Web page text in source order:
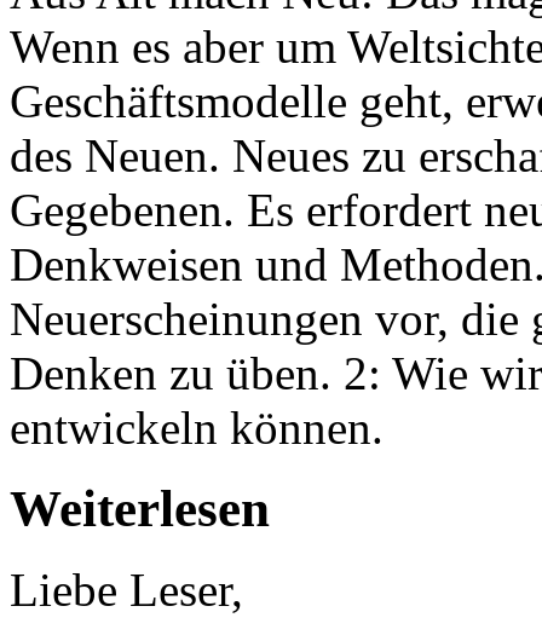
Wenn es aber um
Geschäftsmodelle geht,
des Neuen. Neues zu
Gegebenen. Es erfordert
Denkweisen und
Neuerscheinungen vor, die
Denken zu üben. 2: Wie
entwickeln können.
Weiterlesen
Liebe Leser,